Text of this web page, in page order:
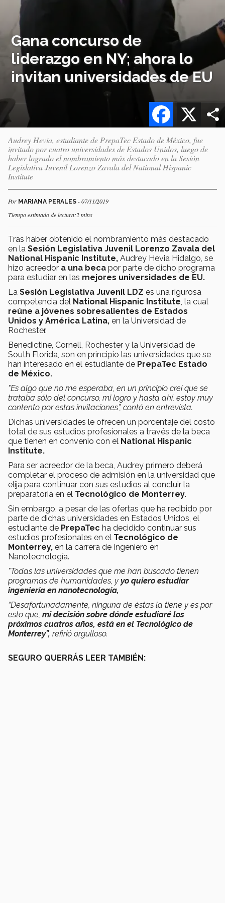
Gana concurso de
liderazgo en NY; ahora lo
invitan universidades de EU
X
Facebook
Audrey Hevia, estudiante de PrepaTec Estado de México, fue
invitado por cuatro universidades de Estados Unidos, luego de
haber logrado el nombramiento más destacado en la Sesión
Legislativa Juvenil Lorenzo Zavala del National Hispanic
Institute
Por MARIANA PERALES - 07/11/2019
Tiempo estimado de lectura:2 mins
Tras haber obtenido el nombramiento más destacado
en la Sesión Legislativa Juvenil Lorenzo Zavala del
National Hispanic Institute, Audrey Hevia Hidalgo, se
hizo acreedor a una beca por parte de dicho programa
para estudiar en las mejores universidades de EU.
La Sesión Legislativa Juvenil LDZ es una rigurosa
competencia del National Hispanic Institute , la cual
reúne a jóvenes sobresalientes de Estados
Unidos y América Latina, en la Universidad de
Rochester.
Benedictine, Cornell, Rochester y la Universidad de
South Florida, son en principio las universidades que se
han interesado en el estudiante de PrepaTec Estado
de México.
"Es algo que no me esperaba, en un principio creí que se
trataba sólo del concurso, mi logro y hasta ahí, estoy muy
contento por estas invitaciones”, contó en entrevista.
Dichas universidades le ofrecen un porcentaje del costo
total de sus estudios profesionales a través de la beca
que tienen en convenio con el National Hispanic
Institute.
Para ser acreedor de la beca, Audrey primero deberá
completar el proceso de admisión en la universidad que
elija para continuar con sus estudios al concluir la
preparatoria en el Tecnológico de Monterrey.
Sin embargo, a pesar de las ofertas que ha recibido por
parte de dichas universidades en Estados Unidos, el
estudiante de PrepaTec ha decidido continuar sus
estudios profesionales en el Tecnológico de
Monterrey, en la carrera de Ingeniero en
Nanotecnología.
"Todas las universidades que me han buscado tienen
programas de humanidades, y yo quiero estudiar
ingeniería en nanotecnología,
“Desafortunadamente, ninguna de éstas la tiene y es por
esto que, mi decisión sobre dónde estudiaré los
próximos cuatros años, está en el Tecnológico de
Monterrey”, refirió orgulloso.
SEGURO QUERRÁS LEER TAMBIÉN: